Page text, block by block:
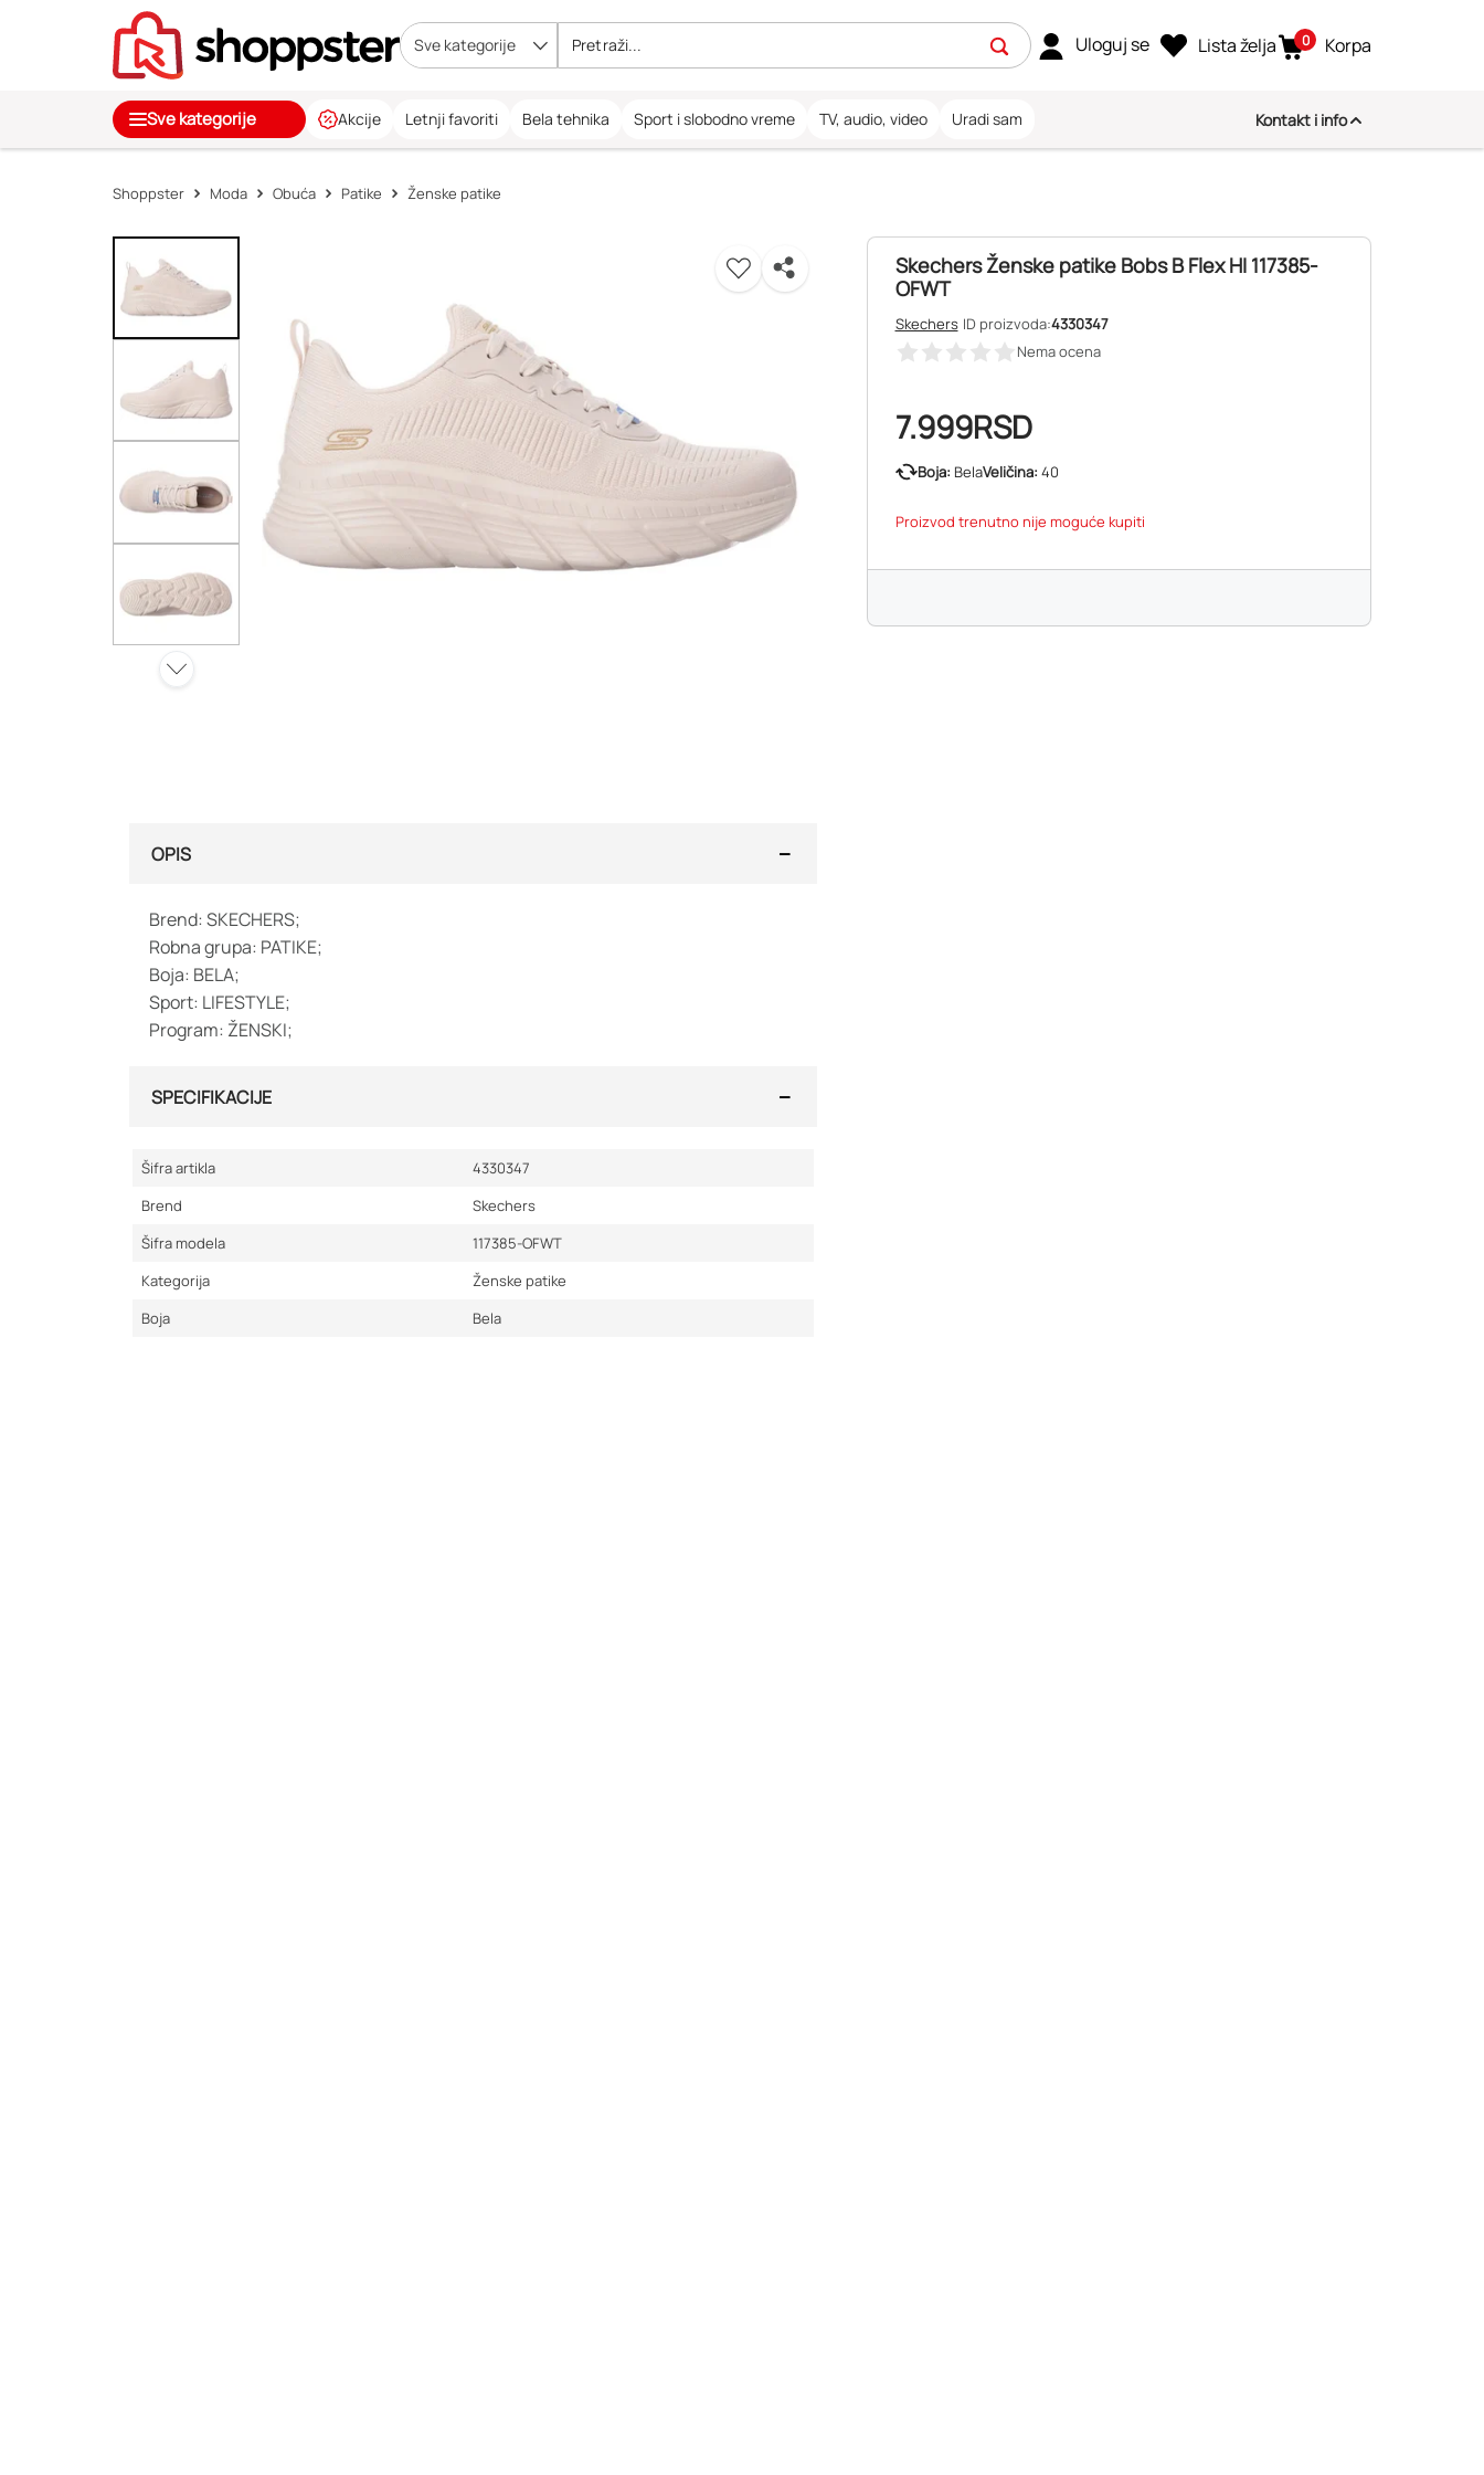
Sve kategorije Uloguj se Lista želja 0 Korpa
Sve kategorije Akcije Letnji favoriti Bela tehnika Sport i slobodno vreme TV, audio, video Uradi sam Kontakt i info
Shoppster Moda Obuća Patike Ženske patike
Skechers Ženske patike Bobs B Flex HI 117385-
OFWT
Skechers ID proizvoda:4330347
Nema ocena
7.999RSD
Boja: BelaVeličina: 40
Proizvod trenutno nije moguće kupiti
OPIS
Brend: SKECHERS;
Robna grupa: PATIKE;
Boja: BELA;
Sport: LIFESTYLE;
Program: ŽENSKI;
SPECIFIKACIJE
Šifra artikla
4330347
Brend
Skechers
Šifra modela
117385-OFWT
Kategorija
Ženske patike
Boja
Bela